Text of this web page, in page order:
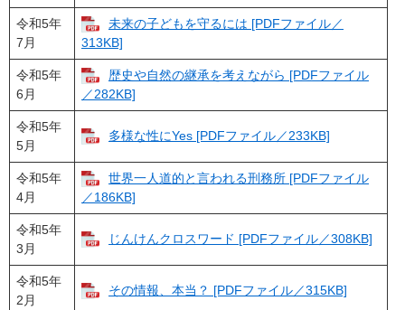
令和5年
7月
未来の子どもを守るには [PDFファイル／
313KB]
令和5年
6月
歴史や自然の継承を考えながら [PDFファイル
／282KB]
令和5年
5月
多様な性にYes [PDFファイル／233KB]
令和5年
4月
世界一人道的と言われる刑務所 [PDFファイル
／186KB]
令和5年
3月
じんけんクロスワード [PDFファイル／308KB]
令和5年
2月
その情報、本当？ [PDFファイル／315KB]